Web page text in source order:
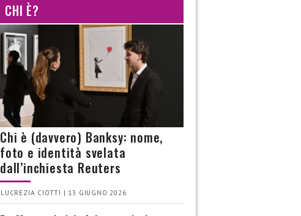
CHI È?
Chi è (davvero) Banksy: nome,
foto e identità svelata
dall’inchiesta Reuters
LUCREZIA CIOTTI | 13 GIUGNO 2026